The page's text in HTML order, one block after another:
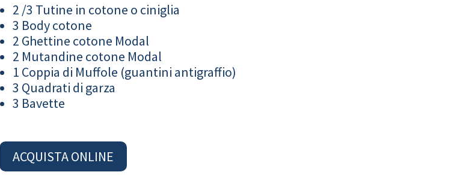
2 /3 Tutine in cotone o ciniglia
3 Body cotone
2 Ghettine cotone Modal
2 Mutandine cotone Modal
1 Coppia di Muffole (guantini antigraffio)
3 Quadrati di garza
3 Bavette
ACQUISTA ONLINE